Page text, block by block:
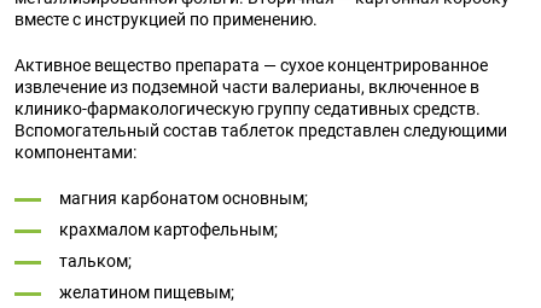
вместе с инструкцией по применению.
Активное вещество препарата — сухое концентрированное
извлечение из подземной части валерианы, включенное в
клинико-фармакологическую группу седативных средств.
Вспомогательный состав таблеток представлен следующими
компонентами:
магния карбонатом основным;
крахмалом картофельным;
тальком;
желатином пищевым;